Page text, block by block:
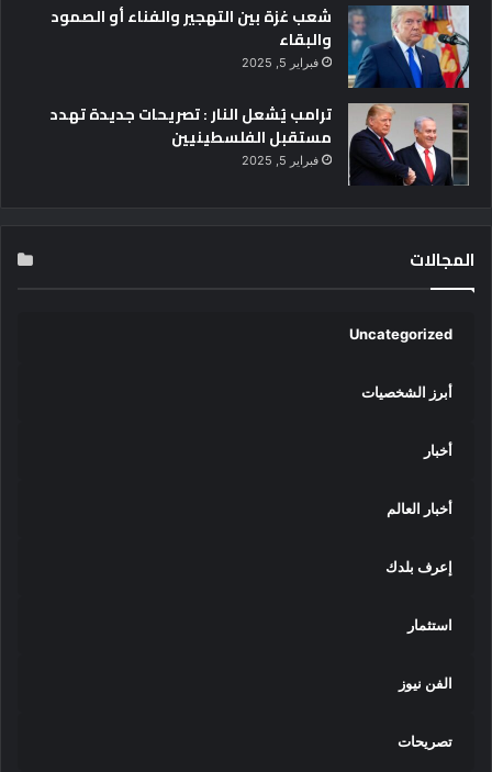
شعب غزة بين التهجير والفناء أو الصمود
والبقاء
فبراير 5, 2025
ترامب يُشعل النار : تصريحات جديدة تهدد
مستقبل الفلسطينيين
فبراير 5, 2025
المجالات
Uncategorized
أبرز الشخصيات
أخبار
أخبار العالم
إعرف بلدك
استثمار
الفن نيوز
تصريحات